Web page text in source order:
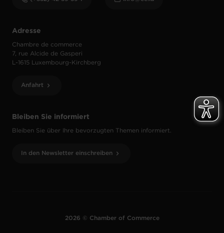
Bleiben Sie informiert
Bleiben Sie über Ihre bevorzugten Themen informiert.
In den Newsletter einschreiben
Adresse
Chambre de commerce
7, rue Alcide de Gasperi
L-1615 Luxembourg-Kirchberg
Anfahrt
2026 © Chamber of Commerce